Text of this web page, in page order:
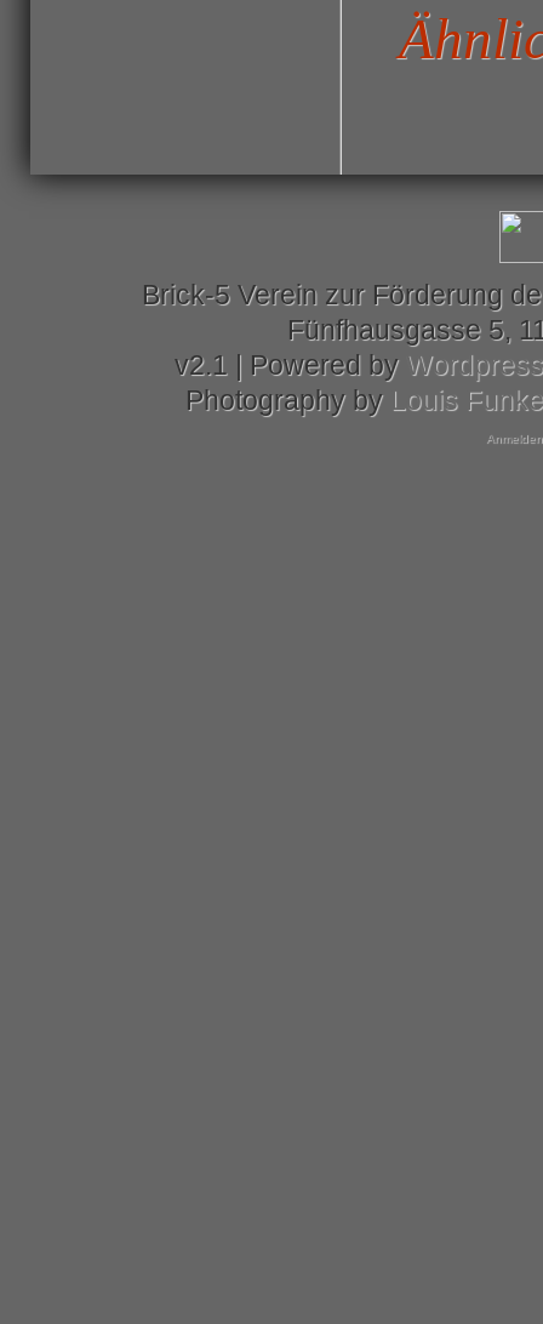
Brick-5 Verein zur Förderung
Fünfhausgasse 5,
v2.1 | Powered by Wordpress
Photography by Louis Funke
Anmelden